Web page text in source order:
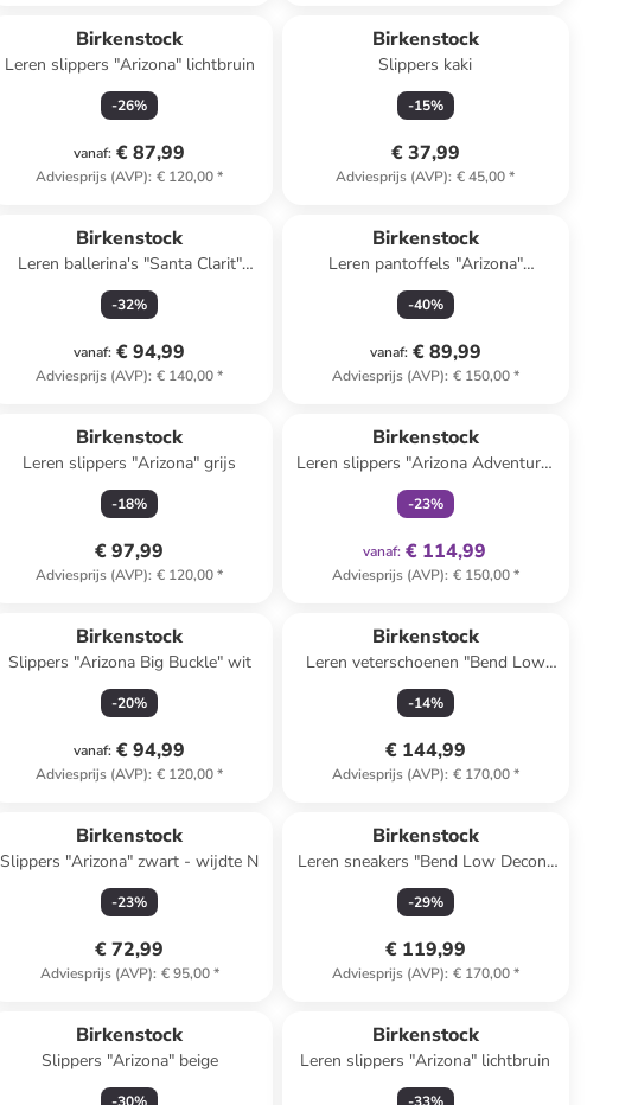
Birkenstock
Leren slippers "Arizona" lichtbruin
-26%
vanaf: € 87,99
Adviesprijs (AVP): € 120,00*
Birkenstock
Slippers kaki
-15%
€ 37,99
Adviesprijs (AVP): € 45,00*
Birkenstock
Leren ballerina's "Santa Clarit"
lichtroze
-32%
vanaf: € 94,99
Adviesprijs (AVP): € 140,00*
Birkenstock
Leren pantoffels "Arizona"
lichtbruin - wijdte S
-40%
vanaf: € 89,99
Adviesprijs (AVP): € 150,00*
Birkenstock
Leren slippers "Arizona" grijs
-18%
€ 97,99
Adviesprijs (AVP): € 120,00*
Birkenstock
Leren slippers "Arizona Adventure"
zwart
-23%
vanaf: € 114,99
Adviesprijs (AVP): € 150,00*
Birkenstock
Slippers "Arizona Big Buckle" wit
-20%
vanaf: € 94,99
Adviesprijs (AVP): € 120,00*
Birkenstock
Leren veterschoenen "Bend Low
Decon" zwart - wijdte N
-14%
€ 144,99
Adviesprijs (AVP): € 170,00*
Birkenstock
Slippers "Arizona" zwart - wijdte N
-23%
€ 72,99
Adviesprijs (AVP): € 95,00*
Birkenstock
Leren sneakers "Bend Low Decon"
bruin
-29%
€ 119,99
Adviesprijs (AVP): € 170,00*
Birkenstock
Slippers "Arizona" beige
Birkenstock
Leren slippers "Arizona" lichtbruin